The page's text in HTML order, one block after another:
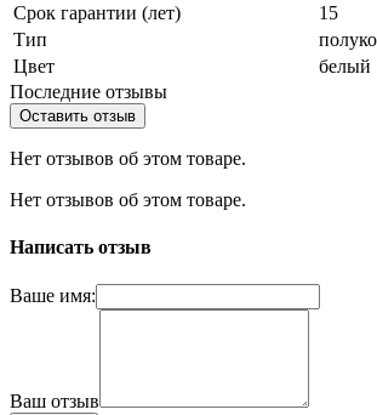
Срок гарантии (лет)
15
Тип
Цвет
белый
Последние отзывы
Оставить отзыв
Нет отзывов об этом товаре.
Нет отзывов об этом товаре.
Написать отзыв
Ваше имя:
Ваш отзыв